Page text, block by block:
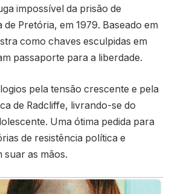
impossível da prisão de
Pretória, em 1979. Baseado em
como chaves esculpidas em
passaporte para a liberdade.
pela tensão crescente e pela
de Radcliffe, livrando-se do
Uma ótima pedida para
de resistência política e
suar as mãos.